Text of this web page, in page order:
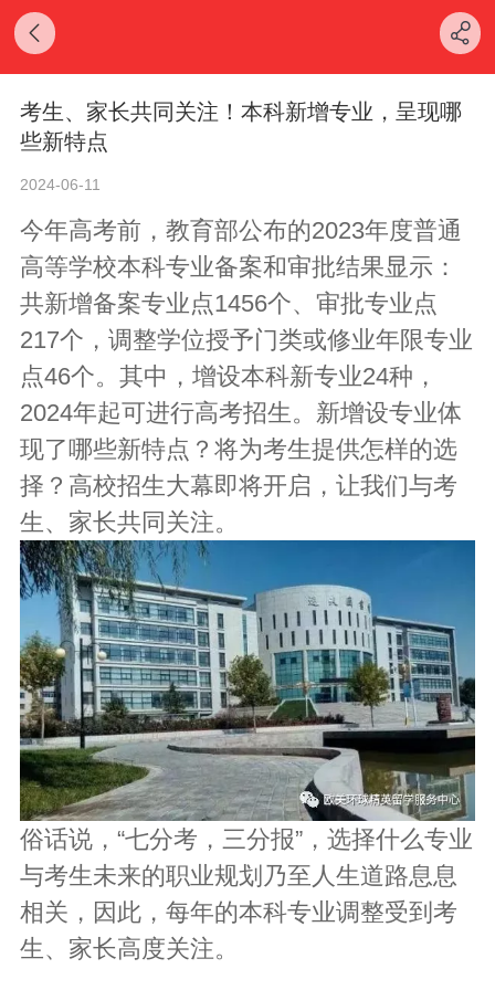
考生、家长共同关注！本科新增专业，呈现哪
些新特点
2024-06-11
今年高考前，教育部公布的2023年度普通
高等学校本科专业备案和审批结果显示：
共新增备案专业点1456个、审批专业点
217个，调整学位授予门类或修业年限专业
点46个。其中，增设本科新专业24种，
2024年起可进行高考招生。新增设专业体
现了哪些新特点？将为考生提供怎样的选
择？高校招生大幕即将开启，让我们与考
生、家长共同关注。
俗话说，“七分考，三分报”，选择什么专业
与考生未来的职业规划乃至人生道路息息
相关，因此，每年的本科专业调整受到考
生、家长高度关注。